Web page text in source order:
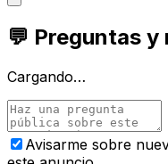
💬 Preguntas
Cargando…
Avisarme sobre